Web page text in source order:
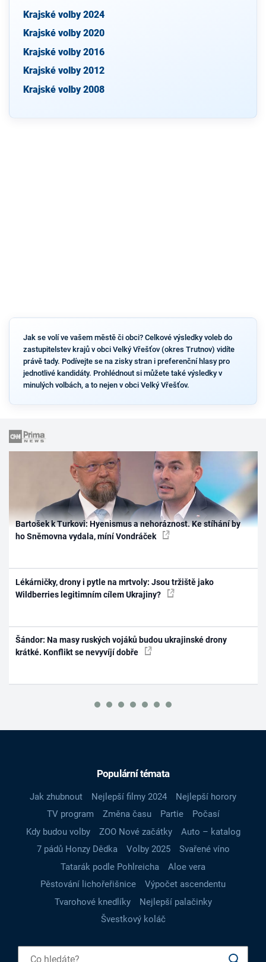
Krajské volby 2024
Krajské volby 2020
Krajské volby 2016
Krajské volby 2012
Krajské volby 2008
Jak se volí ve vašem městě či obci? Celkové výsledky voleb do
zastupitelstev krajů v obci Velký Vřešťov (okres Trutnov) vidíte
právě tady. Podívejte se na zisky stran i preferenční hlasy pro
jednotlivé kandidáty. Prohlédnout si můžete také výsledky v
minulých volbách, a to nejen v obci Velký Vřešťov.
Bartošek k Turkovi: Hyenismus a nehoráznost. Ke stíhání by
ho Sněmovna vydala, míní Vondráček
Lékárničky, drony i pytle na mrtvoly: Jsou tržiště jako
Wildberries legitimním cílem Ukrajiny?
Šándor: Na masy ruských vojáků budou ukrajinské drony
krátké. Konflikt se nevyvíjí dobře
Populární témata
Jak zhubnout Nejlepší filmy 2024
Nejlepší horory
TV program
Změna času Partie
Počasí
Kdy budou volby
ZOO Nové začátky
Auto – katalog
7 pádů Honzy Dědka
Volby 2025
Svařené víno
Tatarák podle Pohlreicha
Aloe vera
Pěstování lichořeřišnice
Výpočet ascendentu
Tvarohové knedlíky
Nejlepší palačinky
Švestkový koláč